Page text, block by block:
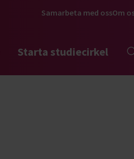
Samarbeta med ossOm
Starta studiecirkel